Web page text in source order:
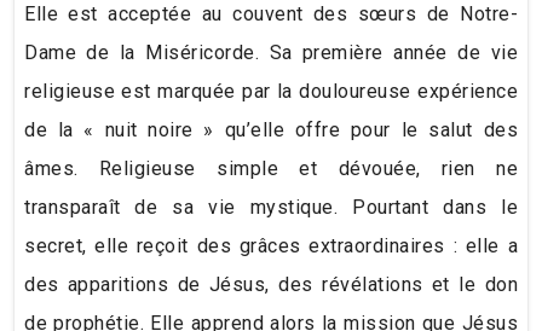
Elle est acceptée au couvent des sœurs de Notre-
Dame de la Miséricorde. Sa première année de vie
religieuse est marquée par la douloureuse expérience
de la « nuit noire » qu’elle offre pour le salut des
âmes. Religieuse simple et dévouée, rien ne
transparaît de sa vie mystique. Pourtant dans le
secret, elle reçoit des grâces extraordinaires : elle a
des apparitions de Jésus, des révélations et le don
de prophétie. Elle apprend alors la mission que Jésus